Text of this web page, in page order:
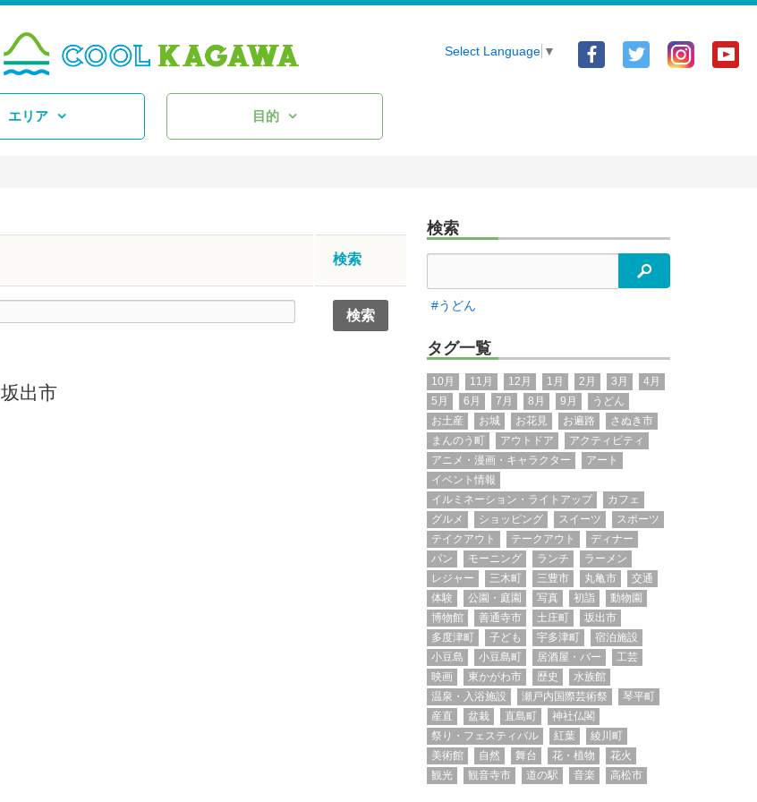
Facebook
Twitter
Select Language ▼
エリア 目的
検索
坂出市
検索
検索
#うどん
タグ一覧
10月 11月 12月 1月 2月 3月
4月
5月
6月 7月 8月 9月
うどん
お土産
お城 お花見 お遍路
さぬき市
まんのう町
アウトドア
アクティビティ
アニメ・漫画・キャラクター
アート
イベント情報
イルミネーション・ライトアップ
カフェ
グルメ
ショッピング スイーツ
スポーツ
テイクアウト
テークアウト
ディナー
パン
モーニング ランチ
ラーメン
レジャー
三木町 三豊市 丸亀市
交通
体験
公園・庭園 写真 初詣
動物園
博物館
善通寺市 土庄町
坂出市
多度津町
子ども 宇多津町
宿泊施設
小豆島
小豆島町 居酒屋・バー
工芸
映画
東かがわ市 歴史
水族館
温泉・入浴施設
瀬戸内国際芸術祭
琴平町
産直
盆栽 直島町
神社仏閣
祭り・フェスティバル
紅葉
綾川町
美術館
自然 舞台 花・植物
花火
観光
観音寺市 道の駅 音楽 高松市